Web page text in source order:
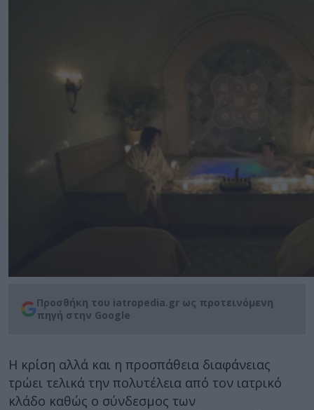
Προσθήκη του iatropedia.gr ως προτεινόμενη
πηγή στην Google
Η κρίση αλλά και η προσπάθεια διαφάνειας
τρώει τελικά την πολυτέλεια από τον ιατρικό
κλάδο καθώς ο σύνδεσμος των